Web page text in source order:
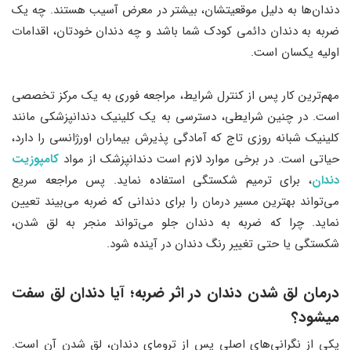
دندان‌ها به دلیل موقعیتشان، بیشتر در معرض آسیب هستند. چه یک
ضربه به دندان دائمی کودک شما باشد و چه دندان خودتان، اقدامات
اولیه یکسان است.
مهم‌ترین کار پس از کنترل شرایط، مراجعه فوری به یک مرکز تخصصی
است. در چنین شرایطی، دسترسی به یک کلینیک دندانپزشکی مانند
کلینیک شبانه روزی تاج که آمادگی پذیرش بیماران اورژانسی را دارد،
حیاتی است. در برخی موارد لازم است دندانپزشک از مواد کامپوزیت
دندان، برای ترمیم شکستگی استفاده نماید. پس مراجعه سریع
می‌تواند بهترین مسیر درمان را برای دندانی که ضربه می‌بیند تعیین
نماید. چرا که ضربه به دندان جلو می‌تواند منجر به لق شدن،
شکستگی یا حتی تغییر رنگ دندان در آینده شود.
درمان لق شدن دندان در اثر ضربه؛ آیا دندان لق سفت
میشود؟
یکی از نگرانی‌های اصلی پس از ترومای دندان، لق شدن آن است.